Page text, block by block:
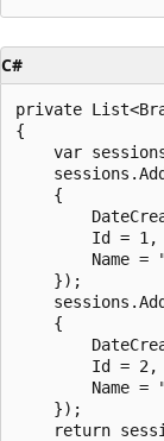
C#
private
{
var
    {
        Id = 1,
Name =
    });
    {
        Id = 2,
Name =
    });
return